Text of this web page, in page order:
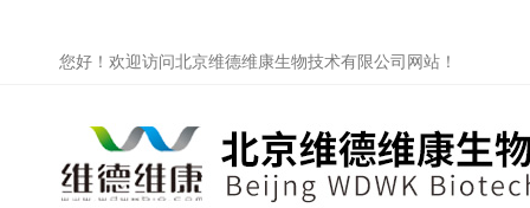
您好！欢迎访问北京维德维康生物技术有限公司网站！